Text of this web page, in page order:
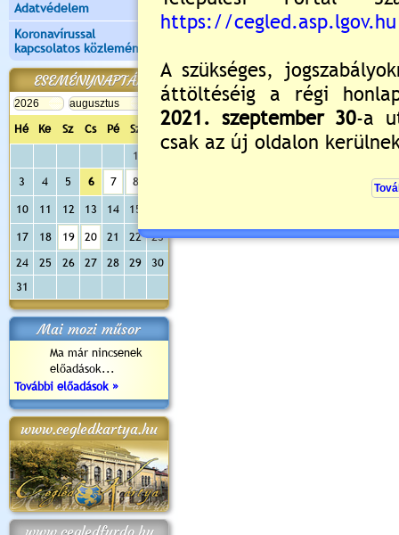
Adatvédelem
Koronavírussal
kapcsolatos közlemények
ESEMÉNYNAPTÁR
Hé Ke Sz Cs Pé Sz
Va
1
3
4 5 6 7 8
10 11 12 13 14 15
17 18 19 20 21 22
23
24
25 26 27 28 29
30
31
Mai mozi műsor
Ma már nincsenek
előadások...
További előadások »
www.cegledkartya.hu
www.cegledfurdo.hu